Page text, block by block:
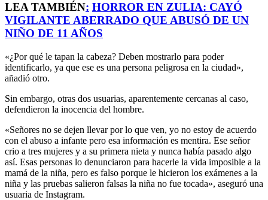
LEA TAMBIÉN: HORROR EN ZULIA: CAYÓ
VIGILANTE ABERRADO QUE ABUSÓ DE UN
NIÑO DE 11 AÑOS
«¿Por qué le tapan la cabeza? Deben mostrarlo para poder
identificarlo, ya que ese es una persona peligrosa en la ciudad»,
añadió otro.
Sin embargo, otras dos usuarias, aparentemente cercanas al caso,
defendieron la inocencia del hombre.
«Señores no se dejen llevar por lo que ven, yo no estoy de acuerdo
con el abuso a infante pero esa información es mentira. Ese señor
crio a tres mujeres y a su primera nieta y nunca había pasado algo
así. Esas personas lo denunciaron para hacerle la vida imposible a la
mamá de la niña, pero es falso porque le hicieron los exámenes a la
niña y las pruebas salieron falsas la niña no fue tocada», aseguró una
usuaria de Instagram.